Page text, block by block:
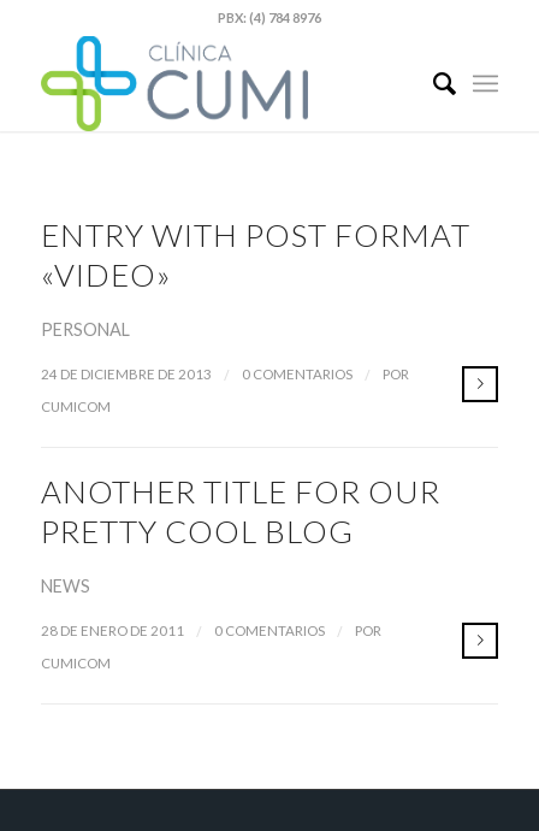
PBX: (4) 784 8976
ENTRY WITH POST FORMAT
«VIDEO»
PERSONAL
24 DE DICIEMBRE DE 2013 / 0 COMENTARIOS / POR
CUMICOM
ANOTHER TITLE FOR OUR
PRETTY COOL BLOG
NEWS
28 DE ENERO DE 2011 / 0 COMENTARIOS / POR
CUMICOM